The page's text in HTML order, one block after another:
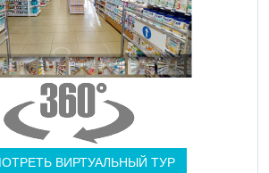
ВИРТУАЛЬНЫЙ ТУР